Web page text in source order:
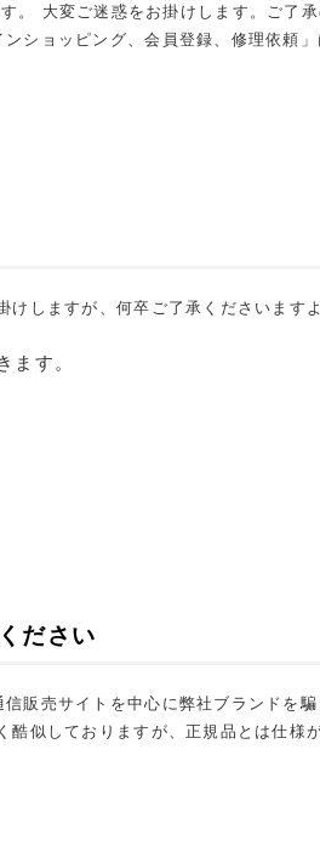
。 大変ご迷惑をお掛けします。ご了
ショッピング、会員登録、修理依頼
しますが、何卒ご了承くださいます
ます。
ださい
販売サイトを中心に弊社ブランドを
似しておりますが、正規品とは仕様